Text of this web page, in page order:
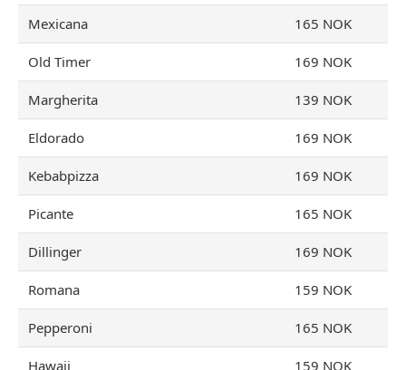
Mexicana 165 NOK
Old Timer 169 NOK
Margherita 139 NOK
Eldorado 169 NOK
Kebabpizza 169 NOK
Picante 165 NOK
Dillinger 169 NOK
Romana 159 NOK
Pepperoni 165 NOK
Hawaii 159 NOK